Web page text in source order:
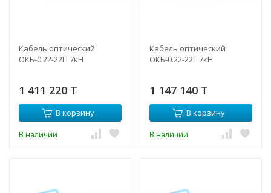
Кабель оптический
ОКБ-0.22-22П 7кН
1 411 220 T
В корзину
В наличии
Кабель оптический
ОКБ-0.22-22Т 7кН
1 147 140 T
В корзину
В наличии